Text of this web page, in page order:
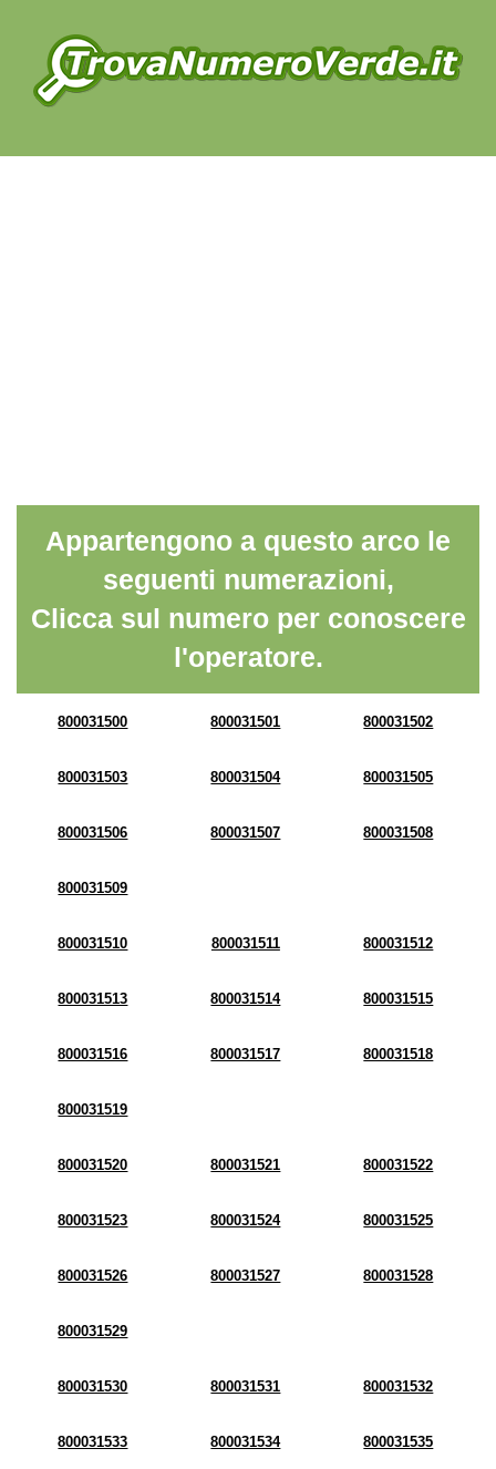
Appartengono a questo arco le
seguenti numerazioni,
Clicca sul numero per conoscere
l'operatore.
800031500 800031501 800031502
800031503 800031504 800031505
800031506 800031507 800031508
800031509
800031510 800031511 800031512
800031513 800031514 800031515
800031516 800031517 800031518
800031519
800031520 800031521 800031522
800031523 800031524 800031525
800031526 800031527 800031528
800031529
800031530 800031531 800031532
800031533 800031534 800031535